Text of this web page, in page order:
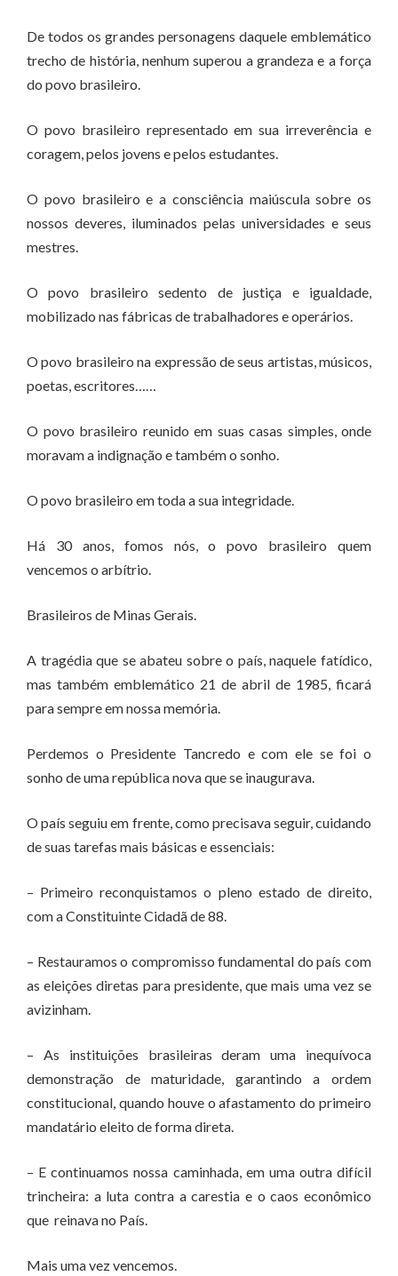
De todos os grandes personagens daquele emblemático
trecho de história, nenhum superou a grandeza e a força
do povo brasileiro.
O povo brasileiro representado em sua irreverência e
coragem, pelos jovens e pelos estudantes.
O povo brasileiro e a consciência maiúscula sobre os
nossos deveres, iluminados pelas universidades e seus
mestres.
O povo brasileiro sedento de justiça e igualdade,
mobilizado nas fábricas de trabalhadores e operários.
O povo brasileiro na expressão de seus artistas, músicos,
poetas, escritores……
O povo brasileiro reunido em suas casas simples, onde
moravam a indignação e também o sonho.
O povo brasileiro em toda a sua integridade.
Há 30 anos, fomos nós, o povo brasileiro quem
vencemos o arbítrio.
Brasileiros de Minas Gerais.
A tragédia que se abateu sobre o país, naquele fatídico,
mas também emblemático 21 de abril de 1985, ficará
para sempre em nossa memória.
Perdemos o Presidente Tancredo e com ele se foi o
sonho de uma república nova que se inaugurava.
O país seguiu em frente, como precisava seguir, cuidando
de suas tarefas mais básicas e essenciais:
– Primeiro reconquistamos o pleno estado de direito,
com a Constituinte Cidadã de 88.
– Restauramos o compromisso fundamental do país com
as eleições diretas para presidente, que mais uma vez se
avizinham.
– As instituições brasileiras deram uma inequívoca
demonstração de maturidade, garantindo a ordem
constitucional, quando houve o afastamento do primeiro
mandatário eleito de forma direta.
– E continuamos nossa caminhada, em uma outra difícil
trincheira: a luta contra a carestia e o caos econômico
que reinava no País.
Mais uma vez vencemos.